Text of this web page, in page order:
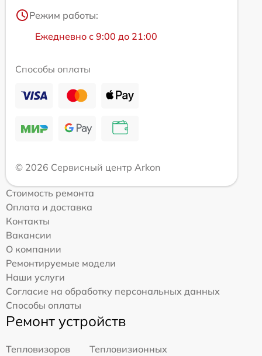
Режим работы:
Ежедневно с 9:00 до 21:00
Способы оплаты
© 2026 Сервисный центр Arkon
Стоимость ремонта
Оплата и доставка
Контакты
Вакансии
О компании
Ремонтируемые модели
Наши услуги
Согласие на обработку персональных данных
Способы оплаты
Ремонт устройств
Тепловизоров
Тепловизионных